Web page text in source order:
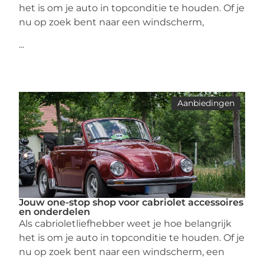
het is om je auto in topconditie te houden. Of je
nu op zoek bent naar een windscherm,
...
Aanbiedingen
Jouw one-stop shop voor cabriolet accessoires
en onderdelen
Als cabrioletliefhebber weet je hoe belangrijk
het is om je auto in topconditie te houden. Of je
nu op zoek bent naar een windscherm, een